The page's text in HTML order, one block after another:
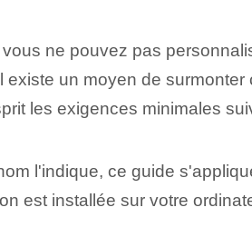
ne pouvez pas
existe un moyen de
les exigences minimales
l'indique, ce guide
est installée sur votre